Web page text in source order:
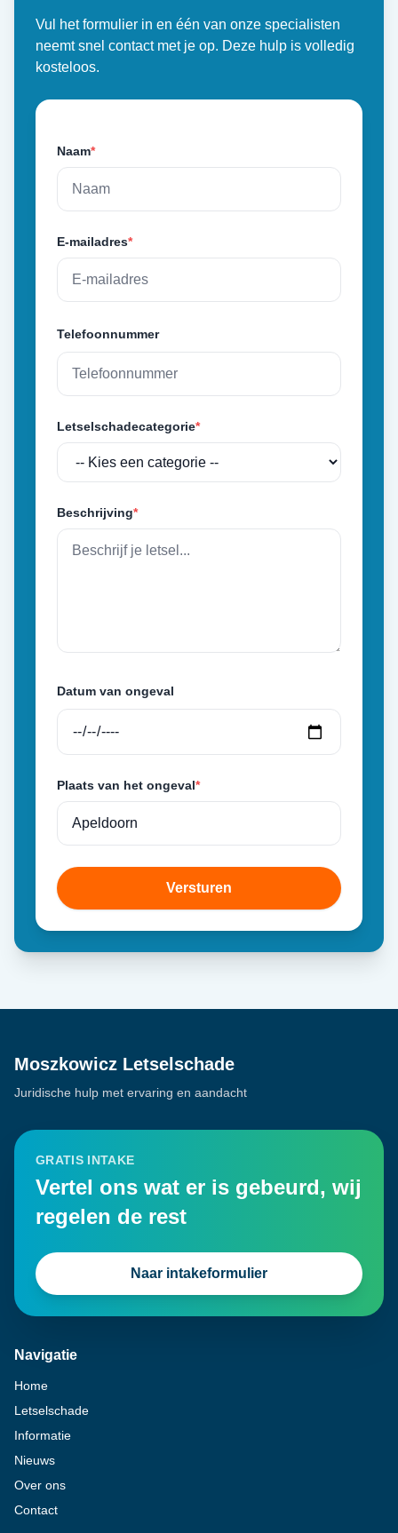
Vul het formulier in en één van onze specialisten
neemt snel contact met je op. Deze hulp is volledig
kosteloos.
Naam*
E-mailadres*
Telefoonnummer
Letselschadecategorie*
Beschrijving*
Datum van ongeval
Plaats van het ongeval*
Versturen
Moszkowicz Letselschade
Juridische hulp met ervaring en aandacht
GRATIS INTAKE
Vertel ons wat er is gebeurd, wij
regelen de rest
Naar intakeformulier
Navigatie
Home
Letselschade
Informatie
Nieuws
Over ons
Contact